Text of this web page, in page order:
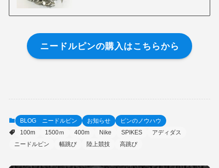
ニードルピンの購入はこちらから
BLOG ニードルピン お知らせ
ピンのノウハウ
100m
1500ｍ 400m Nike SPIKES
アディダス
ニードルピン
幅跳び 陸上競技 高跳び